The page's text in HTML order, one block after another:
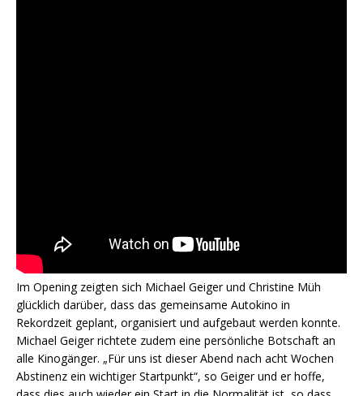
Im Opening zeigten sich Michael Geiger und Christine Müh
glücklich darüber, dass das gemeinsame Autokino in
Rekordzeit geplant, organisiert und aufgebaut werden konnte.
Michael Geiger richtete zudem eine persönliche Botschaft an
alle Kinogänger. „Für uns ist dieser Abend nach acht Wochen
Abstinenz ein wichtiger Startpunkt“, so Geiger und er hoffe,